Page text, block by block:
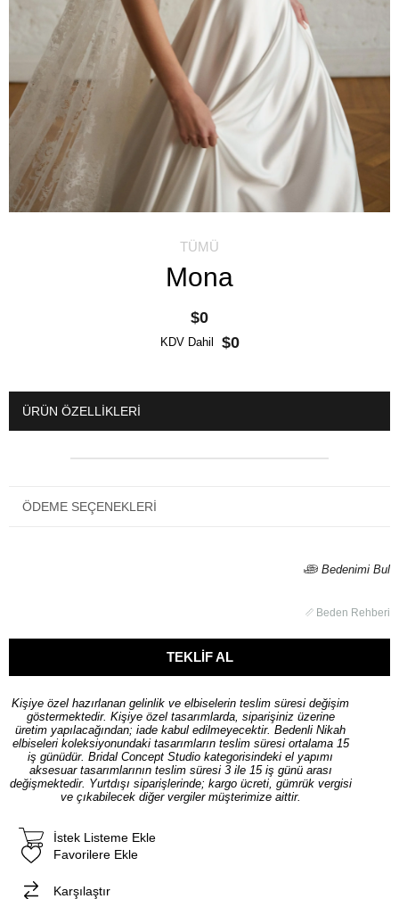
TÜMÜ
Mona
$0
KDV Dahil $0
ÜRÜN ÖZELLIKLERI
ÖDEME SEÇENEKLERI
Bedenimi Bul
Beden Rehberi
Kişiye özel hazırlanan gelinlik ve elbiselerin teslim süresi değişim
göstermektedir. Kişiye özel tasarımlarda, siparişiniz üzerine
üretim yapılacağından; iade kabul edilmeyecektir. Bedenli Nikah
elbiseleri koleksiyonundaki tasarımların teslim süresi ortalama 15
iş günüdür. Bridal Concept Studio kategorisindeki el yapımı
aksesuar tasarımlarının teslim süresi 3 ile 15 iş günü arası
değişmektedir. Yurtdışı siparişlerinde; kargo ücreti, gümrük vergisi
ve çıkabilecek diğer vergiler müşterimize aittir.
Favorilere Ekle
İstek Listeme Ekle
Karşılaştır